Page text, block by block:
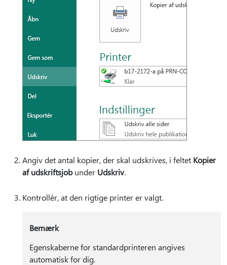
Angiv det antal kopier, der skal udskrives, i feltet Kopier
af udskriftsjobunder Udskriv.
Kontrollér, at den rigtige printer er valgt.
Bemærk
Egenskaberne for standardprinteren angives
automatisk for dig.